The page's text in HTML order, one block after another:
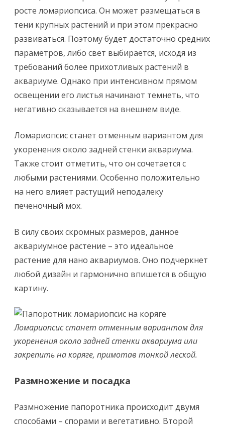
росте ломариопсиса. Он может размещаться в
тени крупных растений и при этом прекрасно
развиваться. Поэтому будет достаточно средних
параметров, либо свет выбирается, исходя из
требований более прихотливых растений в
аквариуме. Однако при интенсивном прямом
освещении его листья начинают темнеть, что
негативно сказывается на внешнем виде.
Ломариопсис станет отменным вариантом для
укоренения около задней стенки аквариума.
Также стоит отметить, что он сочетается с
любыми растениями. Особенно положительно
на него влияет растущий неподалеку
печеночный мох.
В силу своих скромных размеров, данное
аквариумное растение – это идеальное
растение для нано аквариумов. Оно подчеркнет
любой дизайн и гармонично впишется в общую
картину.
Ломариопсис станет отменным вариантом для
укоренения около задней стенки аквариума или
закрепить на коряге, примотав тонкой леской.
Размножение и посадка
Размножение папоротника происходит двумя
способами – спорами и вегетативно. Второй